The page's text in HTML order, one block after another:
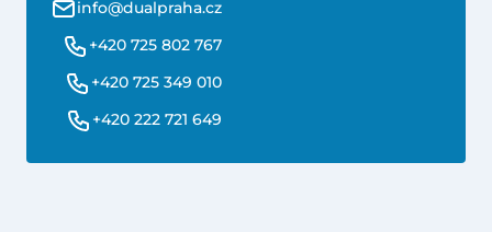
info@dualpraha.cz
+420 725 802 767
+420 725 349 010
+420 222 721 649